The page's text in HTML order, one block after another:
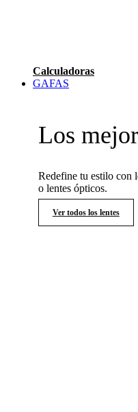
Calculadoras
GAFAS
Los
Redefine tu estilo con
o lentes ópticos.
Ver todos los lentes